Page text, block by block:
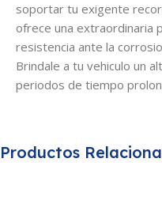
soportar tu exigente
ofrece una extraordinaria
resistencia ante la
Brindale a tu vehiculo un
periodos de tiempo
Productos